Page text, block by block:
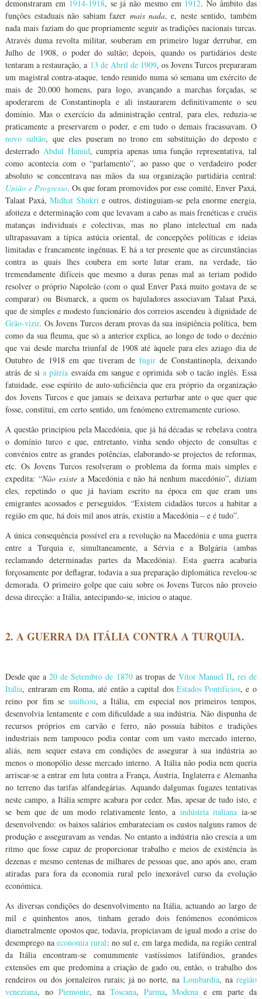
demonstraram em 1914-1918, se já não mesmo em 1912. No âmbito das
funções estaduais não sabiam fazer mais nada, e, neste sentido, também
nada mais faziam do que propriamente seguir as tradições nacionais turcas.
Através duma revolta militar, souberam em primeiro lugar derrubar, em
Julho de 1908, o poder do sultão; depois, quando os partidários deste
tentaram a restauração, a 13 de Abril de 1909, os Jovens Turcos prepararam
um magistral contra-ataque, tendo reunido numa só semana um exército de
mais de 20.000 homens, para logo, avançando a marchas forçadas, se
apoderarem de Constantinopla e ali instaurarem definitivamente o seu
domínio. Mas o exercício da administração central, para eles, reduzia-se
praticamente a preservarem o poder, e em tudo o demais fracassavam. O
novo sultão, que eles puseram no trono em substituição do deposto e
desterradoAbdul Hamid, cumpria apenas uma função representativa, tal
como acontecia com o “parlamento”, ao passo que o verdadeiro poder
absoluto se concentrava nas mãos da sua organização partidária central:
União e Progresso. Os que foram promovidos por esse comité, Enver Paxá,
Talaat Paxá,Midhat Shukrie outros, distinguiam-se pela enorme energia,
afoiteza e determinação com que levavam a cabo as mais frenéticas e cruéis
matanças individuais e colectivas, mas no plano intelectual em nada
ultrapassavam a típica astúcia oriental, de concepções políticas e ideias
limitadas e francamente ingénuas. E há a ter presente que as circunstâncias
contra as quais lhes coubera em sorte lutar eram, na verdade, tão
tremendamente difíceis que mesmo a duras penas mal as teriam podido
resolver o próprio Napoleão (com o qual Enver Paxá muito gostava de se
comparar) ou Bismarck, a quem os bajuladores associavam Talaat Paxá,
que de simples e modesto funcionário dos correios ascendeu à dignidade de
Grão-vizir. Os Jovens Turcos deram provas da sua insipiência política, bem
como da sua fleuma, que só a anterior explica, ao longo de todo o decénio
que vai desde marcha triunfal de 1908 até àquele para eles aziago dia de
Outubro de 1918 em que tiveram defugir de Constantinopla, deixando
atrás de sia pátria esvaída em sangue e oprimida sob o tacão inglês. Essa
fatuidade, esse espírito de auto-suficiência que era próprio da organização
dos Jovens Turcos e que jamais se deixava perturbar ante o que quer que
fosse, constitui, em certo sentido, um fenómeno extremamente curioso.
A questão principiou pela Macedónia, que já há décadas se rebelava contra
o domínio turco e que, entretanto, vinha sendo objecto de consultas e
convénios entre as grandes potências, elaborando-se projectos de reformas,
etc. Os Jovens Turcos resolveram o problema da forma mais simples e
expedita: “Não existe a Macedónia e não há nenhum macedónio”, diziam
eles, repetindo o que já haviam escrito na época em que eram uns
emigrantes acossados e perseguidos. “Existem cidadãos turcos a habitar a
região em que, há dois mil anos atrás, existiu a Macedónia – e é tudo”.
A única consequência possível era a revolução na Macedónia e uma guerra
entre a Turquia e, simultaneamente, a Sérvia e a Bulgária (ambas
reclamando determinadas partes da Macedónia). Esta guerra acabaria
forçosamente por deflagrar, todavia a sua preparação diplomática revelou-se
demorada. O primeiro golpe que caiu sobre os Jovens Turcos não proveio
dessa direcção: a Itália, antecipando-se, iniciou o ataque.
2. A GUERRA DA ITÁLIA CONTRA A TURQUIA.
Desde que a20 de Setembro de 1870as tropas de Vítor Manuel II, rei de
Itália, entraram em Roma, até então a capital dos Estados Pontifícios, e o
reino por fim seunificou, a Itália, em especial nos primeiros tempos,
desenvolvia lentamente e com dificuldade a sua indústria. Não dispunha de
recursos próprios em carvão e ferro, não possuía hábitos e tradições
industriais nem tampouco podia contar com um vasto mercado interno,
aliás, nem sequer estava em condições de assegurar à sua indústria ao
menos o monopólio desse mercado interno. A Itália não podia nem queria
arriscar-se a entrar em luta contra a França, Áustria, Inglaterra e Alemanha
no terreno das tarifas alfandegárias. Aquando dalgumas fugazes tentativas
neste campo, a Itália sempre acabara por ceder. Mas, apesar de tudo isto, e
se bem que de um modo relativamente lento, a indústria italiana ia-se
desenvolvendo: os baixos salários embarateciam os custos nalguns ramos de
produção e asseguravam as vendas. No entanto a indústria não crescia a um
ritmo que fosse capaz de proporcionar trabalho e meios de existência às
dezenas e mesmo centenas de milhares de pessoas que, ano após ano, eram
atiradas para fora da economia rural pelo inexorável curso da evolução
económica.
As diversas condições do desenvolvimento na Itália, actuando ao largo de
mil e quinhentos anos, tinham gerado dois fenómenos económicos
diametralmente opostos que, todavia, propiciavam de igual modo a crise do
desemprego naeconomia rural: no sul e, em larga medida, na região central
da Itália encontram-se comummente vastíssimos latifúndios, grandes
extensões em que predomina a criação de gado ou, então, o trabalho dos
rendeiros ou dos jornaleiros rurais; já no norte, na Lombardia, na região
veneziana, noPiemonte, na Toscana, Parma,Modena e em parte da